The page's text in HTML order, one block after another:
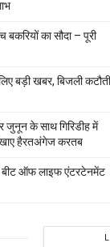
का सौदा – पूरी
बड़ी खबर, बिजली कटौती
के साथ गिरिडीह में
हैरतअंगेज करतब
ऑफ लाइफ एंटरटेनमेंट